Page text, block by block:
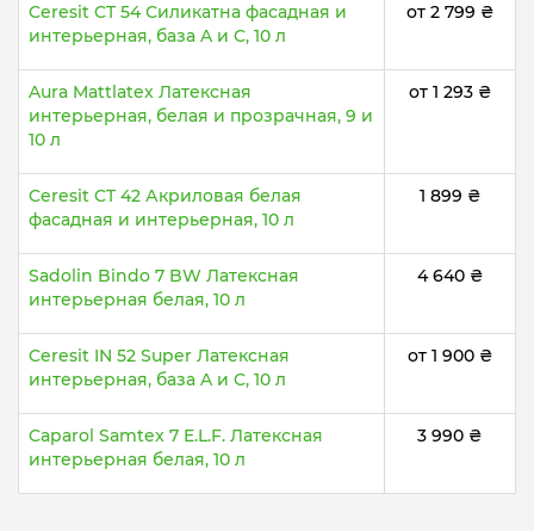
Ceresit CT 54 Силикатна фасадная и
интерьерная, база A и C, 10 л
от 2 799 ₴
Aura Mattlatex Латексная
интерьерная, белая и прозрачная, 9 и
10 л
от 1 293 ₴
Ceresit CT 42 Акриловая белая
фасадная и интерьерная, 10 л
1 899 ₴
Sadolin Bindo 7 BW Латексная
интерьерная белая, 10 л
4 640 ₴
Ceresit IN 52 Super Латексная
интерьерная, база A и C, 10 л
от 1 900 ₴
Caparol Samtex 7 E.L.F. Латексная
интерьерная белая, 10 л
3 990 ₴